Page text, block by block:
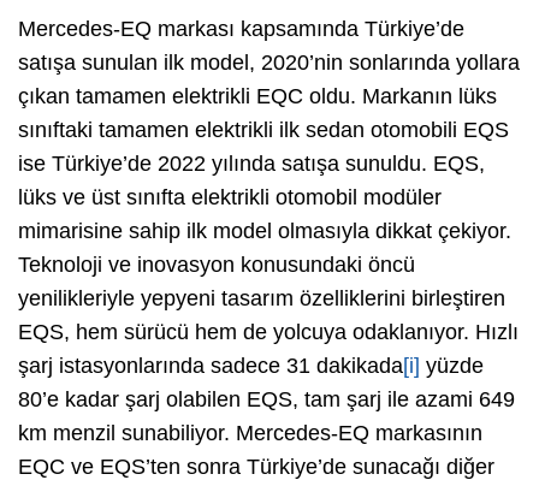
Mercedes-EQ markası kapsamında Türkiye’de
satışa sunulan ilk model, 2020’nin sonlarında yollara
çıkan tamamen elektrikli EQC oldu. Markanın lüks
sınıftaki tamamen elektrikli ilk sedan otomobili EQS
ise Türkiye’de 2022 yılında satışa sunuldu. EQS,
lüks ve üst sınıfta elektrikli otomobil modüler
mimarisine sahip ilk model olmasıyla dikkat çekiyor.
Teknoloji ve inovasyon konusundaki öncü
yenilikleriyle yepyeni tasarım özelliklerini birleştiren
EQS, hem sürücü hem de yolcuya odaklanıyor. Hızlı
şarj istasyonlarında sadece 31 dakikada[i] yüzde
80’e kadar şarj olabilen EQS, tam şarj ile azami 649
km menzil sunabiliyor. Mercedes-EQ markasının
EQC ve EQS’ten sonra Türkiye’de sunacağı diğer